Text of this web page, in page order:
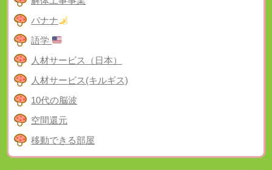
バナナ
語学
人材サービス（日本）
人材サービス(キルギス)
10代の脳波
空間還元
移動できる部屋